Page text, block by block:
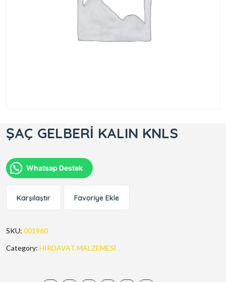
ŞAÇ GELBERİ KALIN KNLS
Whatsap Destek
Karşılaştır Favoriye Ekle
SKU: 001960
Category: HIRDAVAT MALZEMESİ